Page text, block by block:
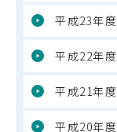
平成23年度
平成22年度
平成21年度
平成20年度